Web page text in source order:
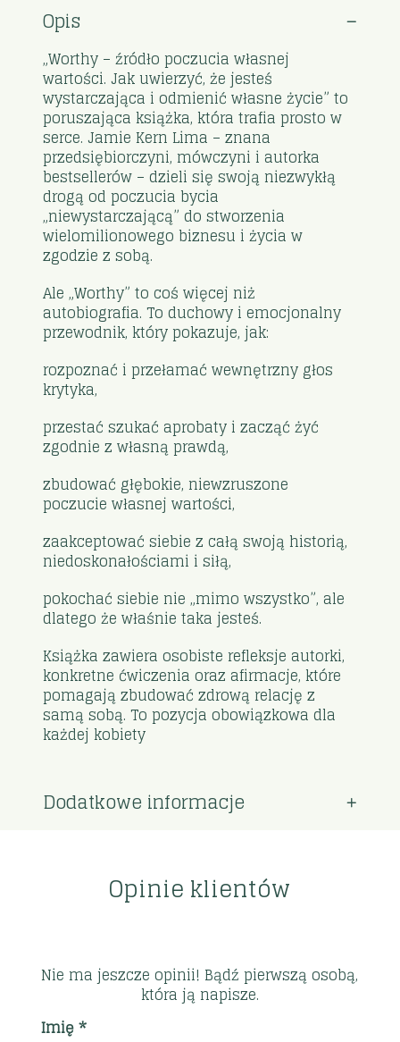
Opis
„Worthy – źródło poczucia własnej
wartości. Jak uwierzyć, że jesteś
wystarczająca i odmienić własne życie” to
poruszająca książka, która trafia prosto w
serce. Jamie Kern Lima – znana
przedsiębiorczyni, mówczyni i autorka
bestsellerów – dzieli się swoją niezwykłą
drogą od poczucia bycia
„niewystarczającą” do stworzenia
wielomilionowego biznesu i życia w
zgodzie z sobą.
Ale „Worthy” to coś więcej niż
autobiografia. To duchowy i emocjonalny
przewodnik, który pokazuje, jak:
rozpoznać i przełamać wewnętrzny głos
krytyka,
przestać szukać aprobaty i zacząć żyć
zgodnie z własną prawdą,
zbudować głębokie, niewzruszone
poczucie własnej wartości,
zaakceptować siebie z całą swoją historią,
niedoskonałościami i siłą,
pokochać siebie nie „mimo wszystko”, ale
dlatego że właśnie taka jesteś.
Książka zawiera osobiste refleksje autorki,
konkretne ćwiczenia oraz afirmacje, które
pomagają zbudować zdrową relację z
samą sobą. To pozycja obowiązkowa dla
każdej kobiety
Dodatkowe informacje
Opinie klientów
Nie ma jeszcze opinii! Bądź pierwszą osobą,
która ją napisze.
Imię *